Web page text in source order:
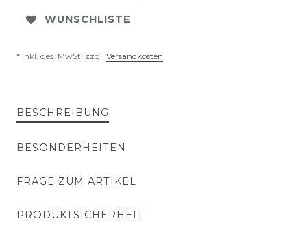
WUNSCHLISTE
* inkl. ges. MwSt. zzgl. Versandkosten
BESCHREIBUNG
BESONDERHEITEN
FRAGE ZUM ARTIKEL
PRODUKTSICHERHEIT